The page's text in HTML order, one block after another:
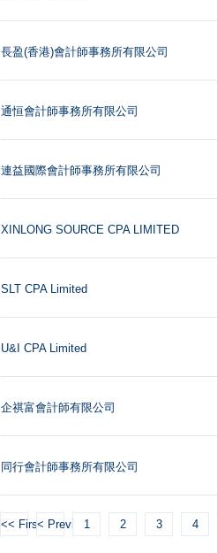
長盈(香港)會計師事務所有限公司
通恒會計師事務所有限公司
連益國際會計師事務所有限公司
XINLONG SOURCE CPA LIMITED
SLT CPA Limited
U&I CPA Limited
企祺富會計師有限公司
同行會計師事務所有限公司
<< First< Previous1 2 3 4